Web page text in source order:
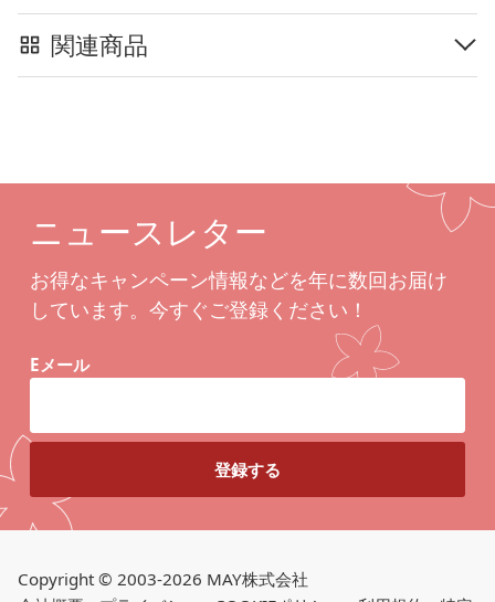
関連商品
ニュースレター
お得なキャンペーン情報などを年に数回お届け
しています。今すぐご登録ください！
Eメール
Copyright © 2003-2026 MAY株式会社